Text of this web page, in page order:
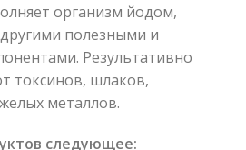
организм йодом,
полезными и
Результативно
токсинов, шлаков,
металлов.
следующее: